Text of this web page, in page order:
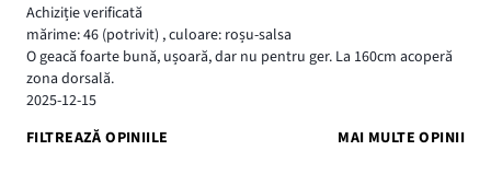
Achiziție verificată
mărime: 46 (potrivit) ,culoare: roșu-salsa
O geacă foarte bună, ușoară, dar nu pentru ger. La 160cm acoperă
zona dorsală.
2025-12-15
FILTREAZĂ OPINIILE
MAI MULTE OPINII